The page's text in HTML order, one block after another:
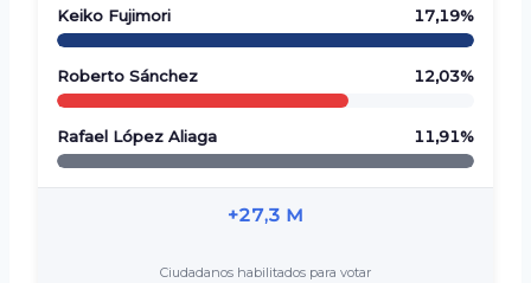
Keiko Fujimori 17,19%
Roberto Sánchez 12,03%
Rafael López Aliaga 11,91%
+27,3 M
Ciudadanos habilitados para votar